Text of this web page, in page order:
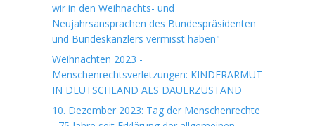
wir in den Weihnachts- und
Neujahrsansprachen des Bundespräsidenten
und Bundeskanzlers vermisst haben"
Weihnachten 2023 -
Menschenrechtsverletzungen: KINDERARMUT
IN DEUTSCHLAND ALS DAUERZUSTAND
10. Dezember 2023: Tag der Menschenrechte